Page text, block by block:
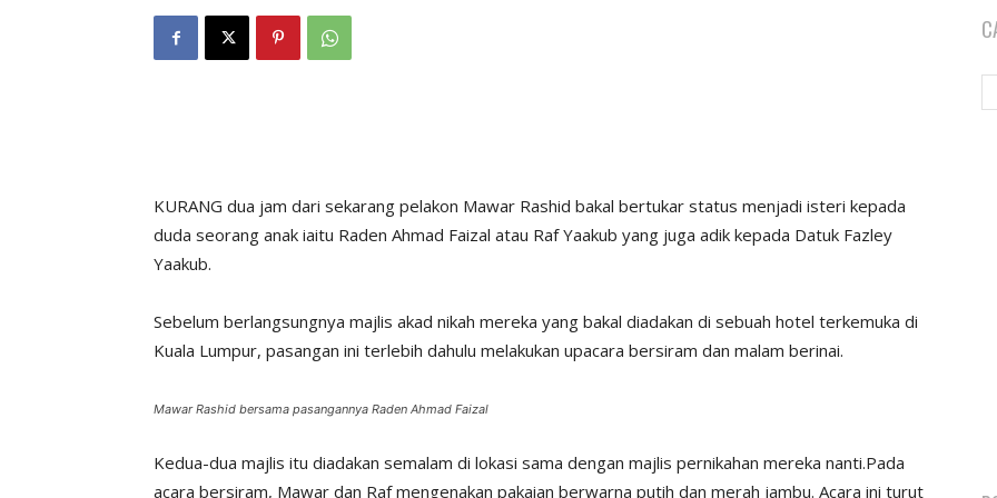
KURANG dua jam dari sekarang pelakon Mawar Rashid bakal bertukar status menjadi isteri kepada
duda seorang anak iaitu Raden Ahmad Faizal atau Raf Yaakub yang juga adik kepada Datuk Fazley
Yaakub.
Sebelum berlangsungnya majlis akad nikah mereka yang bakal diadakan di sebuah hotel terkemuka di
Kuala Lumpur, pasangan ini terlebih dahulu melakukan upacara bersiram dan malam berinai.
Mawar Rashid bersama pasangannya Raden Ahmad Faizal
Kedua-dua majlis itu diadakan semalam di lokasi sama dengan majlis pernikahan mereka nanti.Pada
acara bersiram, Mawar dan Raf mengenakan pakaian berwarna putih dan merah jambu. Acara ini turut